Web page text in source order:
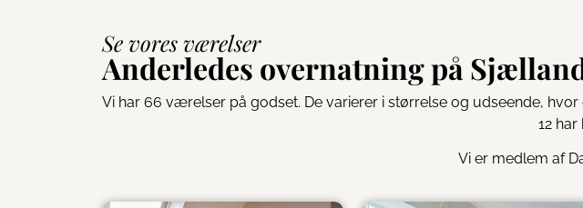
Se vores værelser
Anderledes overnatning på
Vi har 66 værelser på godset. De varierer i størrelse og udseende,
12
Vi er medlem af